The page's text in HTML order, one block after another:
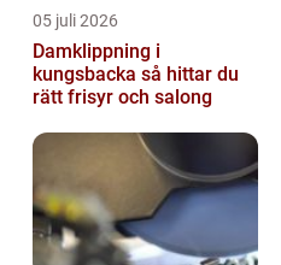
05 juli 2026
Damklippning i
kungsbacka så hittar du
rätt frisyr och salong